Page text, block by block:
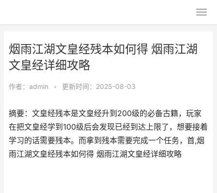
烟雨江湖文皇经残本如何得 烟雨江湖
文皇经详细攻略
作者： admin • 更新时间：2025-08-03
摘要：文皇经残本是文皇经升到200级的必备古籍，玩家
在把文皇经学到100级后会发现已经到达上限了，想要接着
学习的话需要残本。而拿到残本需要完成一个任务，首,烟
雨江湖文皇经残本如何得 烟雨江湖文皇经详细攻略